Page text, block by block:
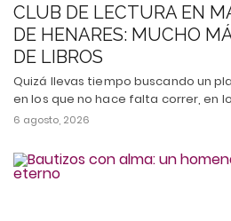
CLUB DE LECTURA EN
DE HENARES: MUCHO
DE LIBROS
Quizá llevas tiempo buscando un
en los que no hace falta correr, en
6 agosto, 2026